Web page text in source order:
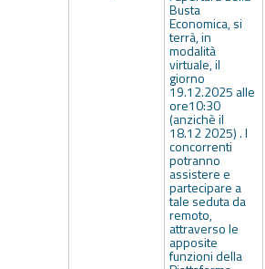
Busta
Economica, si
terrà, in
modalità
virtuale, il
giorno
19.12.2025 alle
ore10:30
(anzichè il
18.12 2025) . I
concorrenti
potranno
assistere e
partecipare a
tale seduta da
remoto,
attraverso le
apposite
funzioni della